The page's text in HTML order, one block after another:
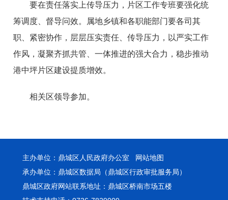
要在责任落实上传导压力，片区工作专班要强化统
筹调度、督导问效。属地乡镇和各职能部门要各司其
职、紧密协作，层层压实责任、传导压力，以严实工作
作风，凝聚齐抓共管、一体推进的强大合力，稳步推动
港中坪片区建设提质增效。
相关区领导参加。
主办单位：鼎城区人民政府办公室 网站地图
承办单位：鼎城区数据局（鼎城区行政审批服务局）
鼎城区政府网站联系地址：鼎城区桥南市场五楼